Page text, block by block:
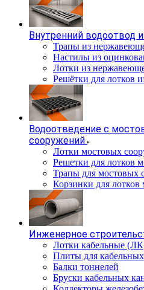
Внутренний водоотвод
Трапы из
Настилы из
Лотки из
Решётки для лотков
Водоотведение с
сооружений
Лотки мостовых
Решетки для лотков
Трапы для мостовых
Корзинки для
Инженерное
Лотки кабельные
Плиты для
Балки тоннелей
Бруски кабельных